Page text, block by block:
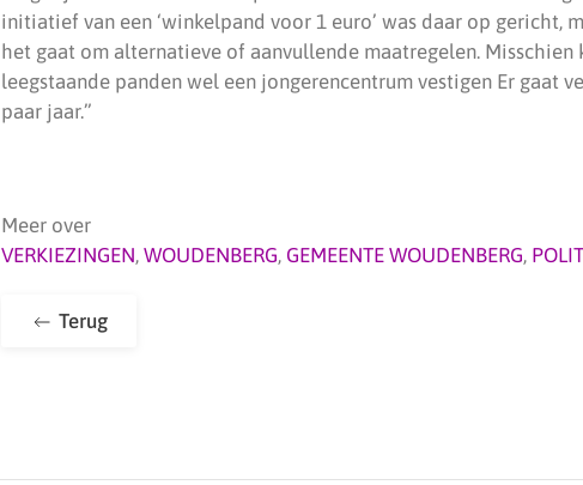
initiatief van een ‘winkelpand voor 1 euro’ was daar op gericht,
het gaat om alternatieve of aanvullende maatregelen. Misschien
leegstaande panden wel een jongerencentrum vestigen Er gaat
paar jaar.”
Meer over
VERKIEZINGEN, WOUDENBERG, GEMEENTE WOUDENBERG,
Terug